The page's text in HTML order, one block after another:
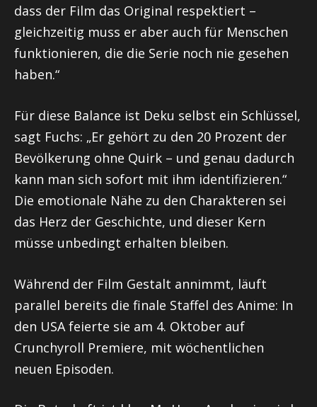
dass der Film das Original respektiert –
gleichzeitig muss er aber auch für Menschen
funktionieren, die die Serie noch nie gesehen
haben.“
Für diese Balance ist Deku selbst ein Schlüssel,
sagt Fuchs: „Er gehört zu den 20 Prozent der
Bevölkerung ohne Quirk – und genau dadurch
kann man sich sofort mit ihm identifizieren.“
Die emotionale Nähe zu den Charakteren sei
das Herz der Geschichte, und dieser Kern
müsse unbedingt erhalten bleiben.
Während der Film Gestalt annimmt, läuft
parallel bereits die finale Staffel des Anime: In
den USA feierte sie am 4. Oktober auf
Crunchyroll Premiere, mit wöchentlichen
neuen Episoden.